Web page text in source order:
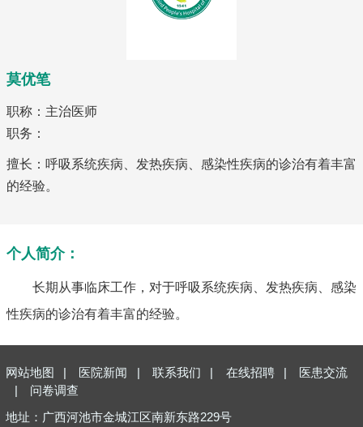
莫优笔
职称：主治医师
职务：
擅长：呼吸系统疾病、发热疾病、感染性疾病的诊治有着丰富
的经验。
个人简介：
长期从事临床工作，对于呼吸系统疾病、发热疾病、感染
性疾病的诊治有着丰富的经验。
网站地图 医院新闻 联系我们 在线招聘
医患交流
问卷调查
地址：广西河池市金城江区南新东路229号